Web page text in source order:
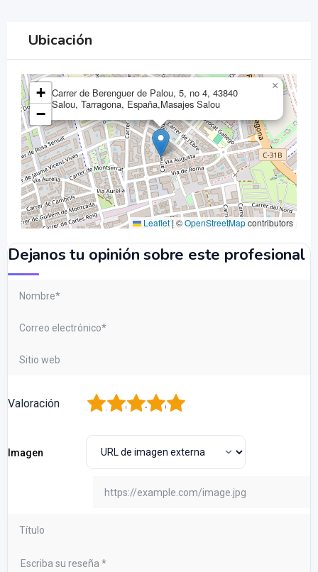
Ubicación
Carrer de Berenguer de Palou, 5, no 4, 43840
Salou, Tarragona, España,Masajes Salou
×
+
−
Leaflet|©OpenStreetMapcontributors
Dejanos tu opinión sobre este profesional
Valoración 5
4
3
2
Imagen